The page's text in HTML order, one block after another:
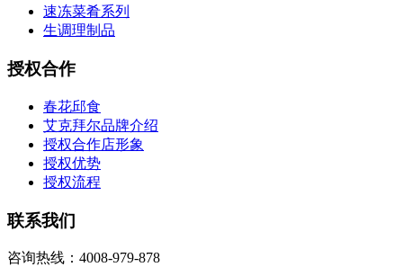
速冻菜肴系列
生调理制品
授权合作
春花邱食
艾克拜尔品牌介绍
授权合作店形象
授权优势
授权流程
联系我们
咨询热线：4008-979-878